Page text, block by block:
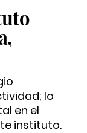
lo
en el
instituto.